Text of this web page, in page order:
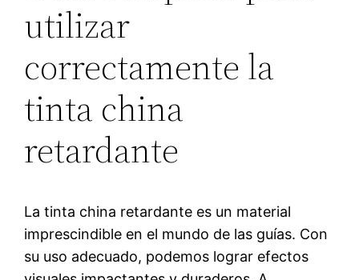
utilizar
correctamente la
tinta china
retardante
La tinta china retardante es un material
imprescindible en el mundo de las guías. Con
su uso adecuado, podemos lograr efectos